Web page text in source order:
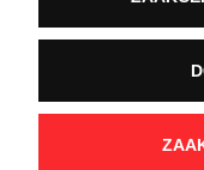
POKAŻ
wyróżnienia są